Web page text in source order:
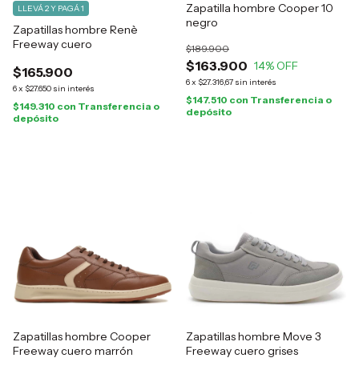
Zapatillas hombre Renè
Freeway cuero
$165.900
6x $27.650 sin interés
LLEVÁ 2 Y PAGÁ 1
$149.310 con Transferencia o
depósito
Zapatilla hombre Cooper 10
negro
$163.900
$189.900
14% OFF
6x $27.316,67 sin interés
$147.510 con Transferencia o
depósito
Zapatillas hombre Cooper
Freeway cuero marrón
Zapatillas hombre Move 3
Freeway cuero grises